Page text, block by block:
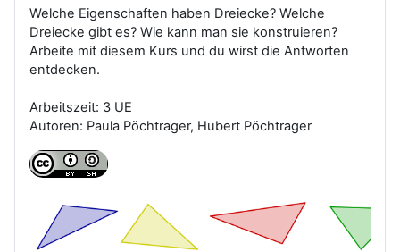
Welche Eigenschaften haben Dreiecke? Welche
Dreiecke gibt es? Wie kann man sie konstruieren?
Arbeite mit diesem Kurs und du wirst die Antworten
entdecken.
Arbeitszeit: 3 UE
Autoren: Paula Pöchtrager, Hubert Pöchtrager